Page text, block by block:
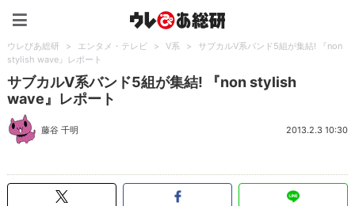
ウレぴあ総研 > エンタメ・テレビ > V系 >
サブカルV系バンド5組が集結! 『non
stylish wave』レポート
サブカルV系バンド5組が集結! 『non stylish
wave』レポート
藤谷 千明 2013.2.3 10:30